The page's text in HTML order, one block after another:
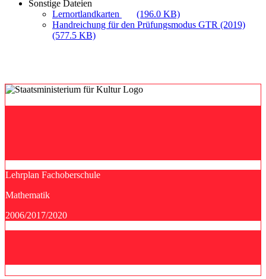
Sonstige Dateien
Lernortlandkarten
(196.0 KB)
Handreichung für den Prüfungsmodus GTR (2019)
(577.5 KB)
Lehrplan Fachoberschule
Mathematik
2006/2017/2020